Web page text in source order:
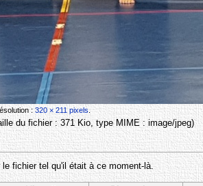
:320 × 211 pixels.
du fichier : 371 Kio, type MIME :image/jpeg)
fichier tel qu'il était à ce moment-là.